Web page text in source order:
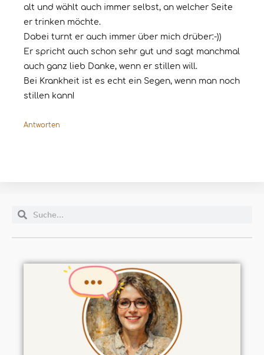
alt und wählt auch immer selbst, an welcher Seite
er trinken möchte.
Dabei turnt er auch immer über mich drüber:-))
Er spricht auch schon sehr gut und sagt manchmal
auch ganz lieb Danke, wenn er stillen will.
Bei Krankheit ist es echt ein Segen, wenn man noch
stillen kann!
Antworten